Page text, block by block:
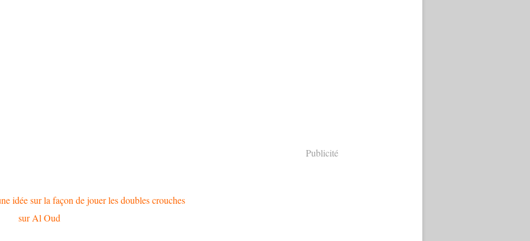
idée sur la façon de jouer les doubles crouches
sur Al Oud
Publicité